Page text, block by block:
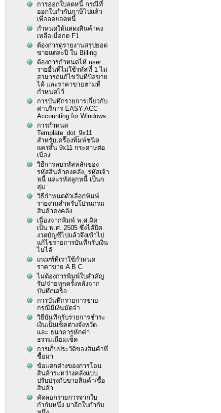
การออกใบลดหนี้ กรณีที่
ออกใบกำกับภาษีไปแล้ว
เพื่อลดยอดหนี้
กำหนดให้แสดงสินค้าคง
เหลือเมื่อกด F1
ต้องการดูรายงานสรุปยอด
ขายแต่ละปี ใน Billing
ต้องการกำหนดไห้ user
รายอื่นที่ไม่ใช้รหัสที่ 1 ไม่
สามารถแก้ไขวันที่บิลขาย
ได้ และราคาขายตามที่
กำหนดไว้
การบันทึกรายการเกี่ยวกับ
ค่าบริการ EASY-ACC
Accounting for Windows
การกำหนด
Template_dot_9x11
สำหรับเครื่องพิมพ์ชนิด
แคร่สั้น 9x11 กระดาษต่อ
เนื่อง
วิธีการลบรหัสหลักของ
รหัสสินค้าคงคลัง, รหัสเจ้า
หนี้ และรหัสลูกหนี้ เป็นก
ลุ่ม
วิธีกำหนดตัวเลือกพิมพ์
รายงานสำหรับโปรแกรม
สินค้าคงคลัง
เนื่องจากพิมพ์ พ.ศ.ผิด
เป็น พ.ศ. 2505 ซึ่งได้ปิด
งวดบัญชีไปแล้วจึงเข้าไป
แก้ไขรายการบันทึกรับเงิน
ไม่ได้
เกณฑ์ที่เราใช้กำหนด
ราคาขาย A B C
ไม่ต้องการพิมพ์ใบสำคัญ
รับ/จ่ายทุกครั้งหลังจาก
บันทึกเสร็จ
การบันทึกรายการขาย
กรณีมีเงินมัดจำ
วิธีบันทึกรับรายการชำระ
เงินเป็นเช็คต่างจังหวัด
และ ธนาคารหักค่า
ธรรมเนียมเช็ค
การเก็บประวัติของสินค้าที่
ซื้อมา
ข้อแตกต่างของการโอน
สินค้าระหว่างคลังแบบ
ปรับปรุงกับขายสินค้า/ซื้อ
สินค้า
คัดลอกรายการจากใบ
กำกับหนึ่ง มาอีกใบกำกับ